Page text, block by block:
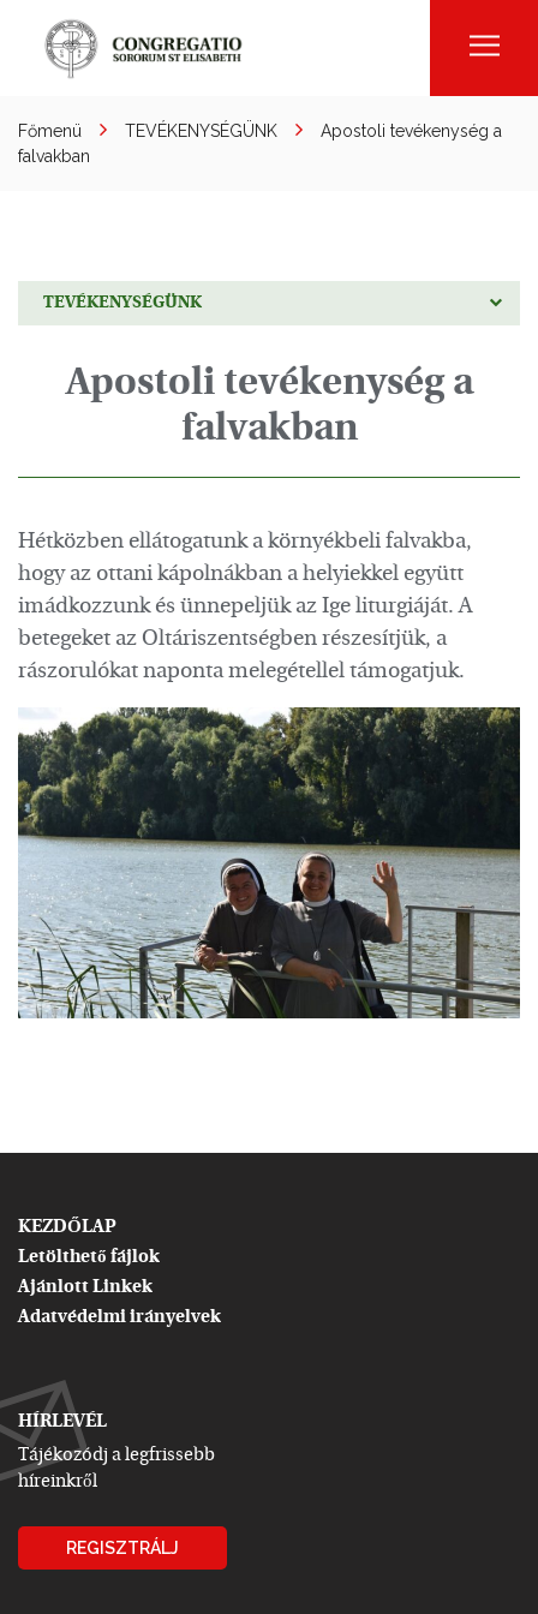
Főmenü TEVÉKENYSÉGÜNK
Apostoli tevékenység a
falvakban
TEVÉKENYSÉGÜNK
Apostoli tevékenység a
falvakban
Hétközben ellátogatunk a környékbeli falvakba,
hogy az ottani kápolnákban a helyiekkel együtt
imádkozzunk és ünnepeljük az Ige liturgiáját. A
betegeket az Oltáriszentségben részesítjük, a
rászorulókat naponta melegétellel támogatjuk.
KEZDŐLAP
Letölthető fájlok
Ajánlott Linkek
Adatvédelmi irányelvek
HÍRLEVÉL
Tájékozódj a legfrissebb
híreinkről
REGISZTRÁLJ